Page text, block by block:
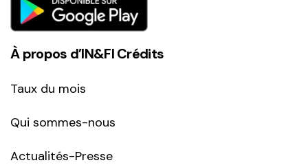
À propos d’IN&FI Crédits
Taux du mois
Qui sommes-nous
Actualités-Presse